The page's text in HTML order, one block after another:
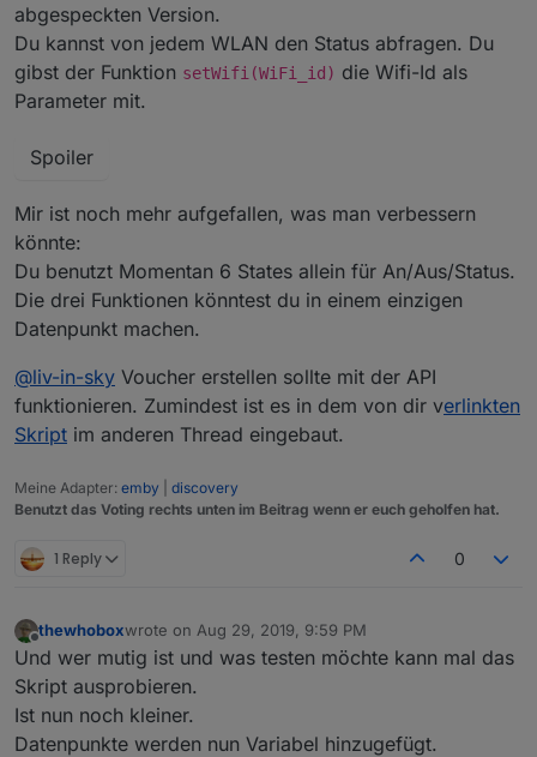
abgespeckten Version.
Du kannst von jedem WLAN den Status abfragen. Du
gibst der Funktion setWifi(WiFi_id) die Wifi-Id als
Parameter mit.
Spoiler
Mir ist noch mehr aufgefallen, was man verbessern
könnte:
Du benutzt Momentan 6 States allein für An/Aus/Status.
Die drei Funktionen könntest du in einem einzigen
Datenpunkt machen.
@liv-in-sky Voucher erstellen sollte mit der API
funktionieren. Zumindest ist es in dem von dir verlinkten
Skript im anderen Thread eingebaut.
Meine Adapter: emby
discovery
Benutzt das Voting rechts unten im Beitrag wenn er euch geholfen hat.
1 Reply 0
Offline
thewhoboxwrote on Aug 29, 2019, 9:59 PM
last edited by
Und wer mutig ist und was testen möchte kann mal das
Skript ausprobieren.
Ist nun noch kleiner.
Datenpunkte werden nun Variabel hinzugefügt.